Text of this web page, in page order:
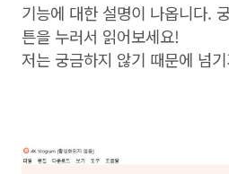
기능에 대한 설명이 나옵니다.
튼을 누러서 읽어보세요!
저는 궁금하지 않기 때문에 넘